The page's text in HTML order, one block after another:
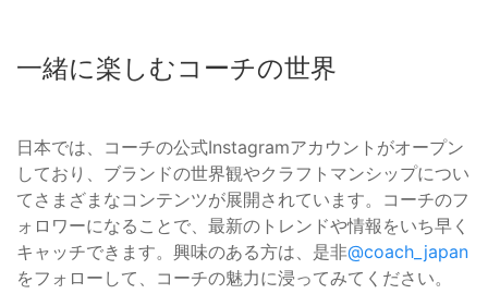
一緒に楽しむコーチの世界
日本では、コーチの公式Instagramアカウントがオープン
しており、ブランドの世界観やクラフトマンシップについ
てさまざまなコンテンツが展開されています。コーチのフ
ォロワーになることで、最新のトレンドや情報をいち早く
キャッチできます。興味のある方は、是非@coach_japan
をフォローして、コーチの魅力に浸ってみてください。